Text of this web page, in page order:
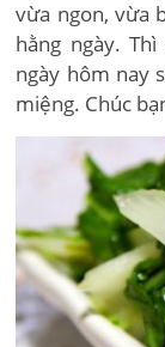
vừa ngon, vừa
hằng ngày.
ngày hôm nay
miệng. Chúc